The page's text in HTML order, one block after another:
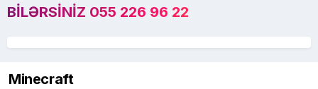
BILƏRSINIZ 055 226 96 22
Minecraft